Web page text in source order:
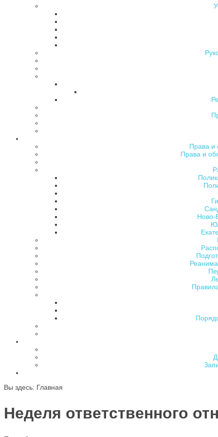
Права и
Права и
Ново-
Вы здесь: Главная
Неделя ответственного